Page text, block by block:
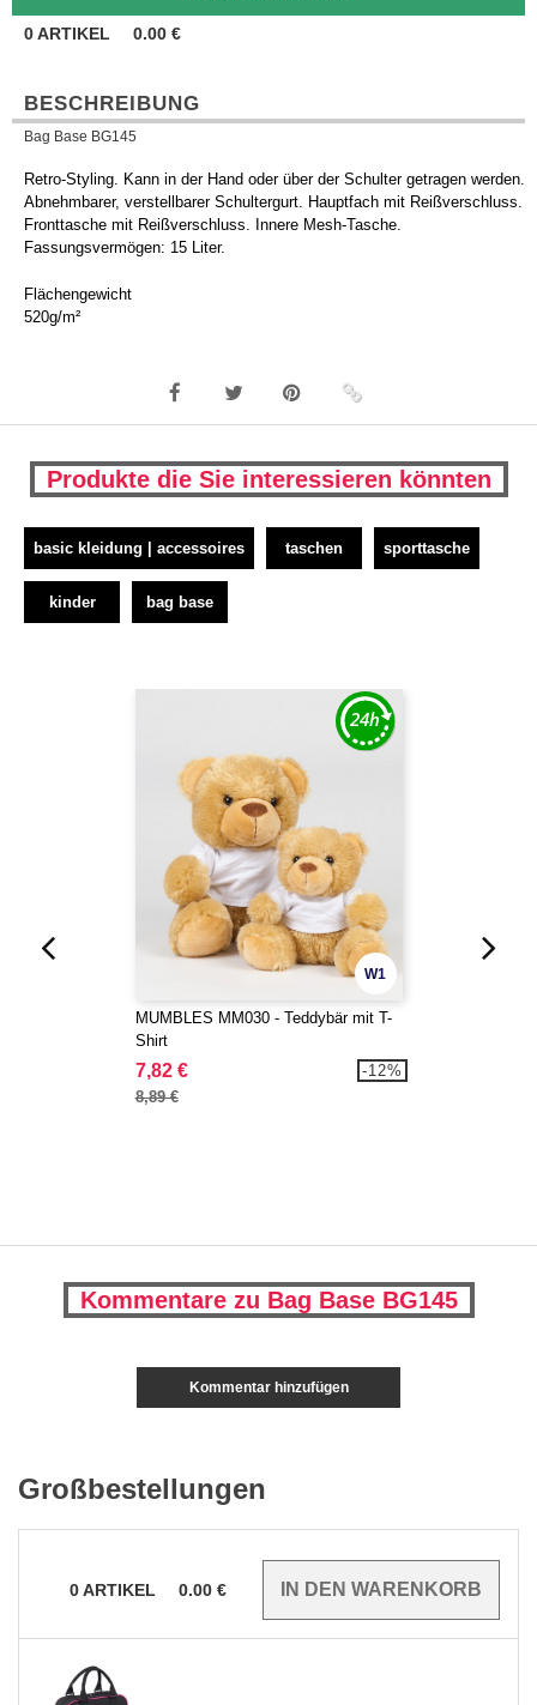
0ARTIKEL 0.00 €
BESCHREIBUNG
Bag Base BG145
Retro-Styling. Kann in der Hand oder über der Schulter getragen werden.
Abnehmbarer, verstellbarer Schultergurt. Hauptfach mit Reißverschluss.
Fronttasche mit Reißverschluss. Innere Mesh-Tasche.
Fassungsvermögen: 15 Liter.
Flächengewicht
520g/m²
Produkte die Sie interessieren könnten
basic kleidung | accessoires taschen sporttasche
kinder bag base
W1
MUMBLES MM030 - Teddybär mit T-
Shirt
7,82 €
8,89 €
-12%
Kommentare zu Bag Base BG145
Kommentar hinzufügen
Großbestellungen
0ARTIKEL 0.00 €